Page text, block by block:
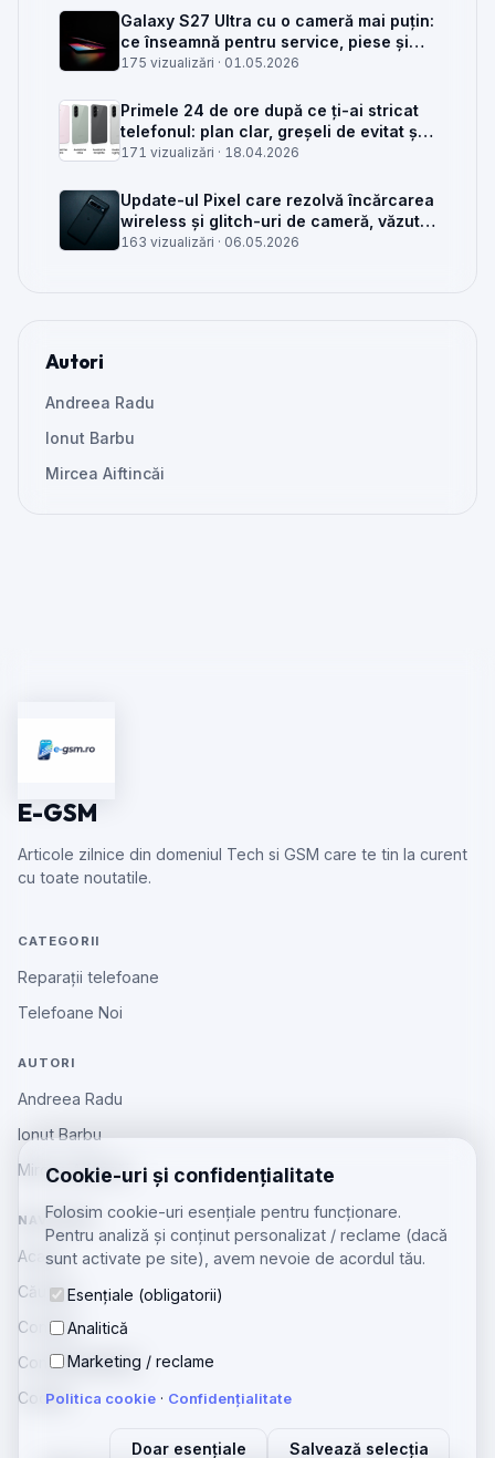
Cookie-uri și confidențialitate
Folosim cookie-uri esențiale pentru funcționare.
Pentru analiză și conținut personalizat / reclame (dacă
sunt activate pe site), avem nevoie de acordul tău.
Esențiale (obligatorii)
Analitică
Marketing / reclame
Politica cookie · Confidențialitate
Doar esențiale Salvează selecția
Galaxy S27 Ultra cu o cameră mai puțin:
ce înseamnă pentru service, piese și
client
175 vizualizări · 01.05.2026
Primele 24 de ore după ce ți-ai stricat
telefonul: plan clar, greșeli de evitat și
când mai merită reparat
171 vizualizări · 18.04.2026
Update-ul Pixel care rezolvă încărcarea
wireless și glitch-uri de cameră, văzut
din service
163 vizualizări · 06.05.2026
Autori
Andreea Radu
Ionut Barbu
Mircea Aiftincăi
E-GSM
Articole zilnice din domeniul Tech si GSM care te tin la curent
cu toate noutatile.
CATEGORII
Reparații telefoane
Telefoane Noi
AUTORI
Andreea Radu
Ionut Barbu
Mircea Aiftincăi
NAVIGARE
Acasă
Căutare
Contact
Confidențialitate
Cookie